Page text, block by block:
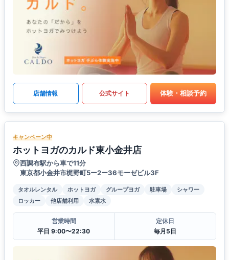
店舗情報 公式サイト 体験・相談予約
キャンペーン中
ホットヨガのカルド東小金井店
西調布駅から車で11分
東京都小金井市梶野町5ー2ー36モーゼビル3F
タオルレンタル ホットヨガ グループヨガ 駐車場
シャワー
ロッカー
他店舗利用 水素水
営業時間
平日 9:00〜22:30
定休日
毎月5日